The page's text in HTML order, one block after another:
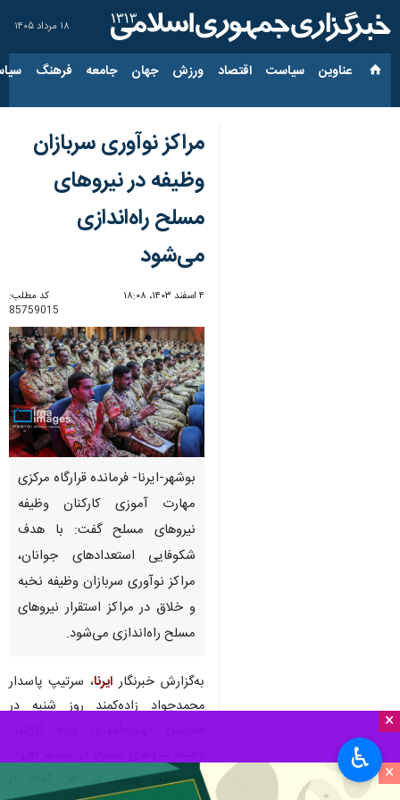
۱۸ مرداد ۱۴۰۵
عناوین‌ سیاست اقتصاد ورزش جهان جامعه فرهنگ
×
×
مراکز نوآوری سربازان
وظیفه در نیروهای
مسلح راه‌اندازی
می‌شود
۴ اسفند ۱۴۰۳، ۱۸:۰۸
کد مطلب:
85759015
بوشهر-ایرنا- فرمانده قرارگاه مرکزی
مهارت آموزی کارکنان وظیفه
نیروهای مسلح گفت: با هدف
شکوفایی استعدادهای جوانان،
مراکز نوآوری سربازان وظیفه نخبه
و خلاق در مراکز استقرار نیروهای
مسلح راه‌اندازی می‌شود.
به‌گزارش خبرنگار ایرنا، سرتیپ پاسدار
محمدجواد زاده‌کمند روز شنبه در
در همین راستا در هر کدام از
♿︎